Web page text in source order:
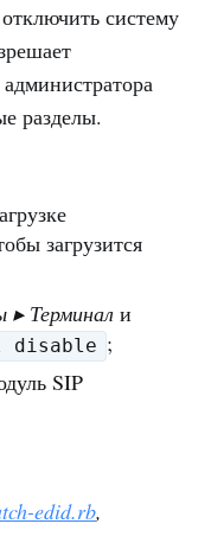
систему
разделы.
загрузится
Терминали
;
SIP
edid.rb,